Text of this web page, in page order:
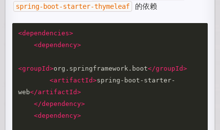
spring-boot-starter-thymeleaf 的依赖
<dependencies>
<dependency>
<groupId>org.springframework.boot</groupId>
<artifactId>spring-boot-starter-
web</artifactId>
</dependency>
<dependency>